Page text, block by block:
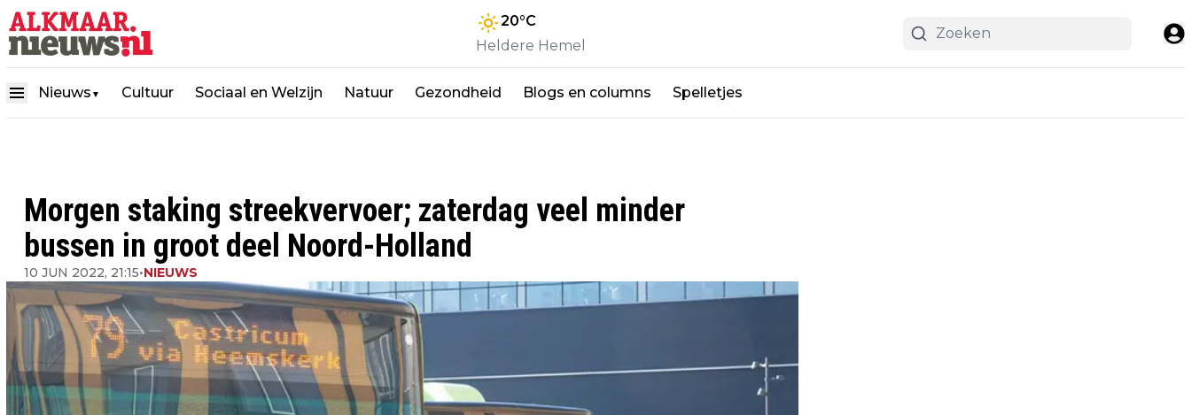
20°C
Heldere Hemel
Nieuws ▼ Cultuur Sociaal en Welzijn Natuur Gezondheid Blogs en columns Spelletjes
Morgen staking streekvervoer; zaterdag veel minder
bussen in groot deel Noord-Holland
10 JUN 2022, 21:15•NIEUWS